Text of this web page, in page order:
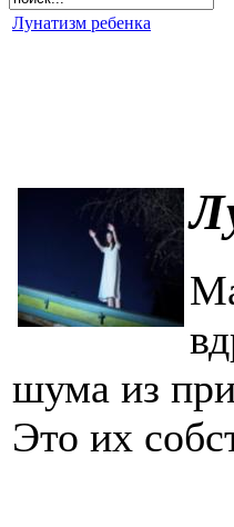
Лунатизм ребенка
шума из
Это их